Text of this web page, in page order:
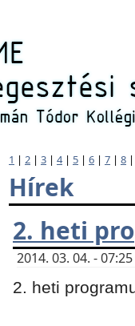
1 | 2 | 3 | 4| 5 | 6 | 7 | 8
Hírek
2. heti
2014. 03. 04. -
2. heti